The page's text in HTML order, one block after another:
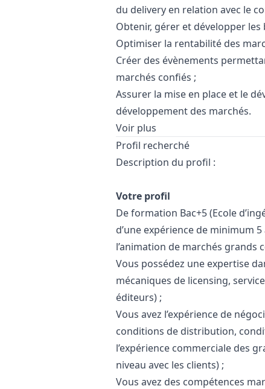
du delivery en relation avec le
Obtenir, gérer et développer les
Optimiser la rentabilité des
Créer des évènements
marchés confiés ;
Assurer la mise en place et le
développement des marchés.
Voir plus
Profil recherché
Description du profil :
Votre profil
De formation Bac+5 (Ecole
d’une expérience de minimum
l’animation de marchés grands
Vous possédez une expertise
mécaniques de licensing,
éditeurs) ;
Vous avez l’expérience de
conditions de distribution,
l’expérience commerciale des
niveau avec les clients) ;
Vous avez des compétences